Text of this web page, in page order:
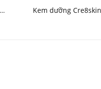
Kem dưỡng